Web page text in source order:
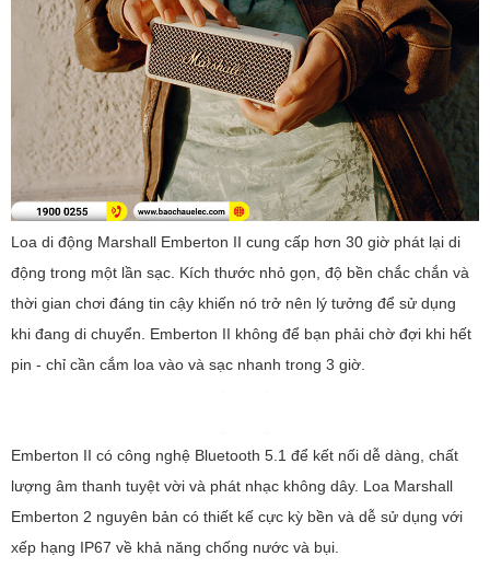
Loa di động Marshall Emberton II cung cấp hơn 30 giờ phát lại di
động trong một lần sạc. Kích thước nhỏ gọn, độ bền chắc chắn và
thời gian chơi đáng tin cậy khiến nó trở nên lý tưởng để sử dụng
khi đang di chuyển. Emberton II không để bạn phải chờ đợi khi hết
pin - chỉ cần cắm loa vào và sạc nhanh trong 3 giờ.